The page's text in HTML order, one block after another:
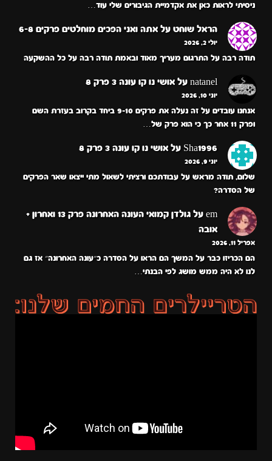
ניסיתי לראות כאן את אקדמיית הגיבורים שלי עוד…
הראל שוחט על אתה ואני הפכים מוחלטים פרקים 6-8
יולי 2, 2026
תודה רבה על התרגום מעריך מאוד ובאמת תודה רבה על כל ההשקעה
natanel על אושי נו קו עונה 3 פרק 8
יוני 10, 2026
אנחנו עובדים על זה נעלה את פרקים 9-10 ביחד בקרוב בעזרת השם
ופרק 11 אחר כך כי הוא פרק של…
Sha1996 על אושי נו קו עונה 3 פרק 8
יוני 9, 2026
שלום, תודה מראש על עבודתכם ורציתי לשאול מתי ייצאו שאר הפרקים
של הסדרה?
em על
גולדן קמואי העונה האחרונה פרק 13 ואחרון +
אובה
אפריל 11, 2026
הם הכריזו כבר על המשך הם הראו על הסדרה כ״עונה האחרונה״ אז גם
לנו לא היה ממש מושג לפי הבנתי…